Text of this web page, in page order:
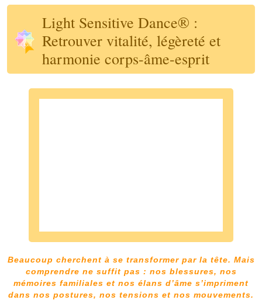
Light Sensitive Dance® :
Retrouver vitalité, légèreté et
harmonie corps-âme-esprit
Beaucoup cherchent à se transformer par la tête. Mais
comprendre ne suffit pas : nos blessures, nos
mémoires familiales et nos élans d’âme s’impriment
dans nos postures, nos tensions et nos mouvements.